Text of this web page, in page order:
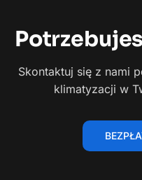
Skontaktuj się z nami
klimatyzacji w